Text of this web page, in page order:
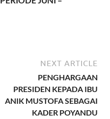
NEXT ARTICLE
PENGHARGAAN
PRESIDEN KEPADA IBU
ANIK MUSTOFA SEBAGAI
KADER POYANDU